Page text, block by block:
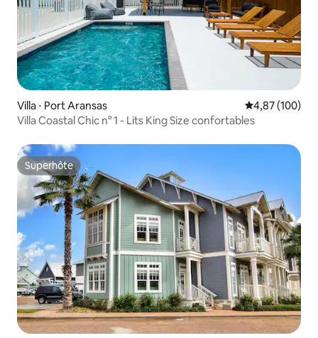
Villa ⋅ Port Aransas Évaluation
4,87 (100)
Villa Coastal Chic n° 1 - Lits King Size confortables
Superhôte
Superhôte